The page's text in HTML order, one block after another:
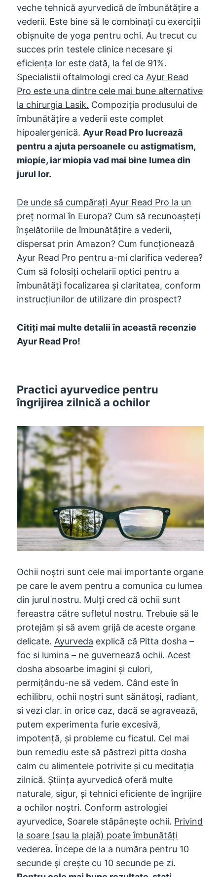
veche tehnică ayurvedică de îmbunătățire a
vederii. Este bine să le combinați cu exerciții
obișnuite de yoga pentru ochi. Au trecut cu
succes prin testele clinice necesare și
eficiența lor este dată, la fel de 91%.
Specialistii oftalmologi cred caAyur Read
Pro este una dintre cele mai bune alternative
la chirurgia Lasik. Compoziția produsului de
îmbunătățire a vederii este complet
hipoalergenică.Ayur Read Pro lucrează
pentru a ajuta persoanele cu astigmatism,
miopie, iar miopia vad mai bine lumea din
jurul lor.
De unde să cumpărați Ayur Read Pro la un
preț normal în Europa? Cum să recunoașteți
înșelătoriile de îmbunătățire a vederii,
dispersat prin Amazon? Cum funcționează
Ayur Read Pro pentru a-mi clarifica vederea?
Cum să folosiți ochelarii optici pentru a
îmbunătăți focalizarea și claritatea, conform
instrucțiunilor de utilizare din prospect?
Citiți mai multe detalii în această recenzie
Ayur Read Pro!
Practici ayurvedice pentru
îngrijirea zilnică a ochilor
Ochii noștri sunt cele mai importante organe
pe care le avem pentru a comunica cu lumea
din jurul nostru. Mulți cred că ochii sunt
fereastra către sufletul nostru. Trebuie să le
protejăm și să avem grijă de aceste organe
delicate.Ayurveda explică că Pitta dosha –
foc si lumina – ne guvernează ochii. Acest
dosha absoarbe imagini și culori,
permițându-ne să vedem. Când este în
echilibru, ochii noștri sunt sănătoși, radiant,
si vezi clar. in orice caz, dacă se agravează,
putem experimenta furie excesivă,
impotenţă, și probleme cu ficatul. Cel mai
bun remediu este să păstrezi pitta dosha
calm cu alimentele potrivite și cu meditația
zilnică. Știința ayurvedică oferă multe
naturale, sigur, și tehnici eficiente de îngrijire
a ochilor noștri. Conform astrologiei
ayurvedice, Soarele stăpânește ochii. Privind
la soare (sau la plajă) poate îmbunătăți
vederea. Începe de la a număra pentru 10
secunde și crește cu 10 secunde pe zi.